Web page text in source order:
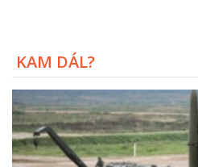
KAM DÁL?